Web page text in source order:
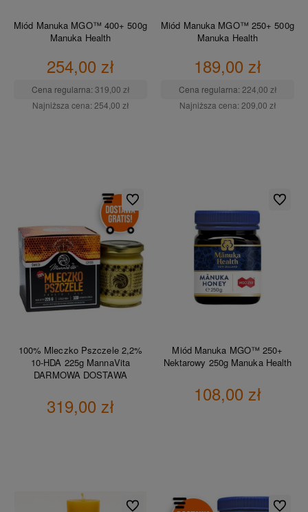
Miód Manuka MGO™ 400+ 500g
Manuka Health
254,00 zł
Cena regularna: 319,00 zł
Najniższa cena: 254,00 zł
Miód Manuka MGO™ 250+ 500g
Manuka Health
189,00 zł
Cena regularna: 224,00 zł
Najniższa cena: 209,00 zł
100% Mleczko Pszczele 2,2%
10-HDA 225g MannaVita
DARMOWA DOSTAWA
319,00 zł
Do ulubionych
Miód Manuka MGO™ 250+
Nektarowy 250g Manuka Health
108,00 zł
Do
Do ulubionych Do